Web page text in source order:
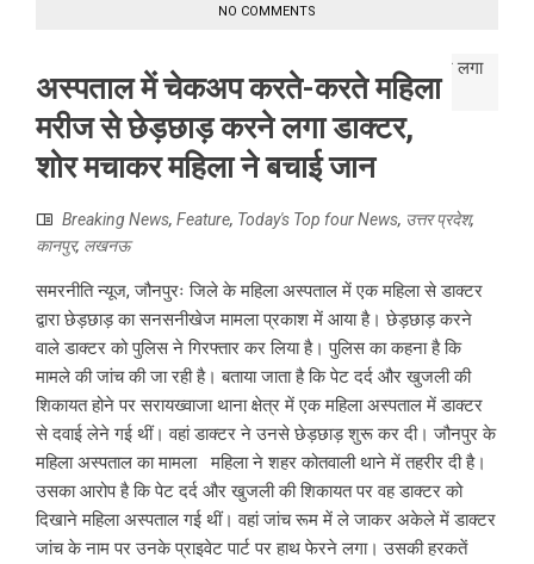
NO COMMENTS
अस्पताल में चेकअप करते-करते महिला
मरीज से छेड़छाड़ करने लगा डाक्टर,
शोर मचाकर महिला ने बचाई जान
Breaking News, Feature, Today's Top four News, उत्तर प्रदेश,
कानपुर, लखनऊ
समरनीति न्यूज, जौनपुरः जिले के महिला अस्पताल में एक महिला से डाक्टर
द्वारा छेड़छाड़ का सनसनीखेज मामला प्रकाश में आया है। छेड़छाड़ करने
वाले डाक्टर को पुलिस ने गिरफ्तार कर लिया है। पुलिस का कहना है कि
मामले की जांच की जा रही है। बताया जाता है कि पेट दर्द और खुजली की
शिकायत होने पर सरायख्वाजा थाना क्षेत्र में एक महिला अस्पताल में डाक्टर
से दवाई लेने गई थीं। वहां डाक्टर ने उनसे छेड़छाड़ शुरू कर दी। जौनपुर के
महिला अस्पताल का मामला महिला ने शहर कोतवाली थाने में तहरीर दी है।
उसका आरोप है कि पेट दर्द और खुजली की शिकायत पर वह डाक्टर को
दिखाने महिला अस्पताल गई थीं। वहां जांच रूम में ले जाकर अकेले में डाक्टर
जांच के नाम पर उनके प्राइवेट पार्ट पर हाथ फेरने लगा। उसकी हरकतें